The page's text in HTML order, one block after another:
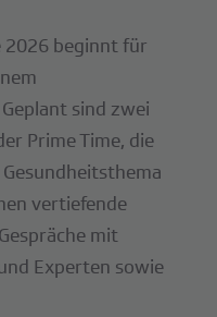
2026 beginnt für
sind zwei
Prime Time, die
vertiefende
mit
Experten sowie